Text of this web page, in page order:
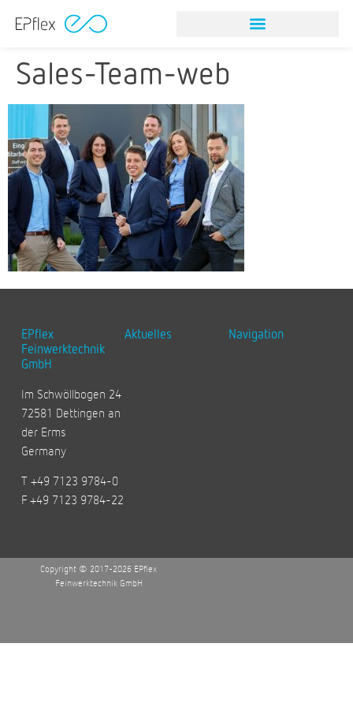
Sales-Team-web
EPflex
Feinwerktechnik
GmbH
Im Schwöllbogen 24
72581 Dettingen an
der Erms
Germany
T +49 7123 9784-0
F +49 7123 9784-22
Aktuelles Navigation
Copyright © 2017-2026 EPflex
Feinwerktechnik GmbH